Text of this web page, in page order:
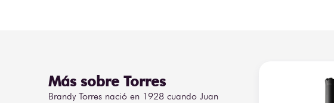
Más sobre Torres
Brandy Torres nació en 1928 cuando Juan